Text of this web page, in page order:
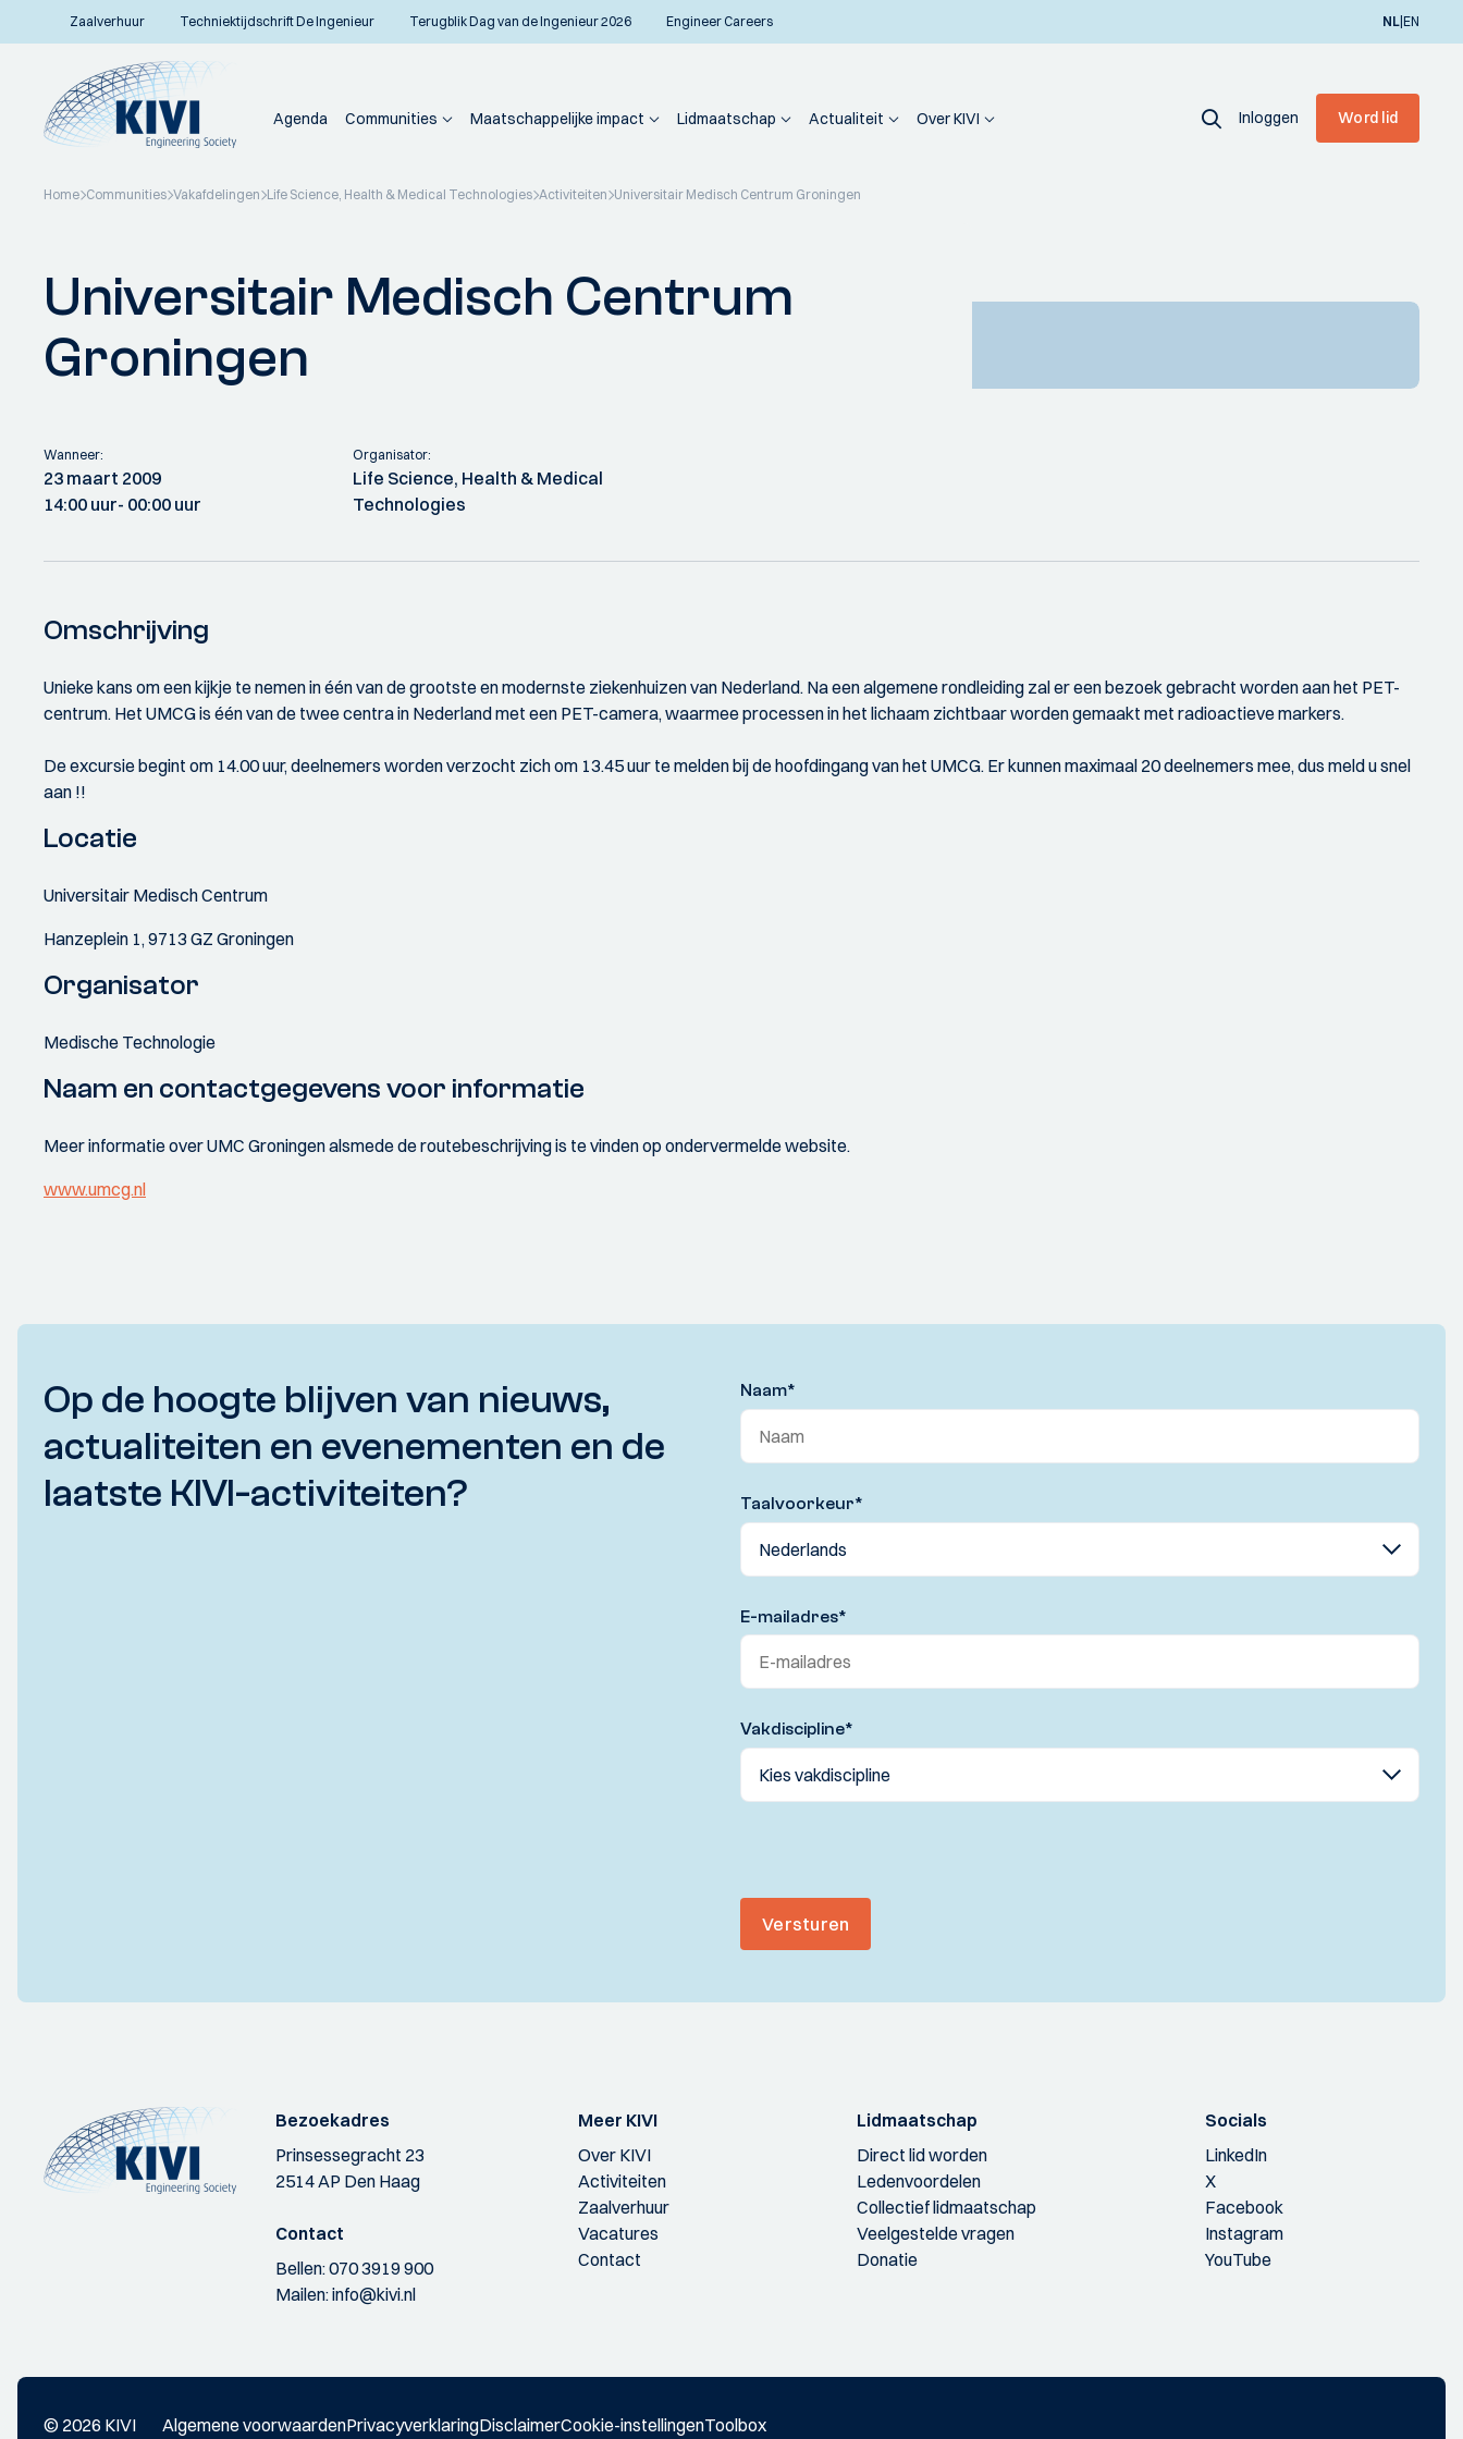
Zaalverhuur Techniektijdschrift De Ingenieur Terugblik Dag van de Ingenieur 2026 Engineer Careers NL|EN
Agenda Communities Maatschappelijke impact Lidmaatschap Actualiteit Over KIVI Inloggen Word lid
Home Communities Vakafdelingen Life Science, Health & Medical Technologies Activiteiten Universitair Medisch Centrum Groningen
Universitair Medisch Centrum
Groningen
Wanneer:
23 maart 2009
14:00 uur- 00:00 uur
Organisator:
Life Science, Health & Medical
Technologies
Omschrijving
Unieke kans om een kijkje te nemen in één van de grootste en modernste ziekenhuizen van Nederland. Na een algemene rondleiding zal er een bezoek gebracht worden aan het PET-
centrum. Het UMCG is één van de twee centra in Nederland met een PET-camera, waarmee processen in het lichaam zichtbaar worden gemaakt met radioactieve markers.
De excursie begint om 14.00 uur, deelnemers worden verzocht zich om 13.45 uur te melden bij de hoofdingang van het UMCG. Er kunnen maximaal 20 deelnemers mee, dus meld u snel
aan !!
Locatie
Universitair Medisch Centrum
Hanzeplein 1, 9713 GZ Groningen
Organisator
Medische Technologie
Naam en contactgegevens voor informatie
Meer informatie over UMC Groningen alsmede de routebeschrijving is te vinden op ondervermelde website.
www.umcg.nl
Op de hoogte blijven van nieuws,
actualiteiten en evenementen en de
laatste KIVI-activiteiten?
Naam*
Taalvoorkeur*
E-mailadres*
Vakdiscipline*
Versturen
Bezoekadres
Prinsessegracht 23
2514 AP Den Haag
Contact
Bellen:070 3919 900
Mailen:info@kivi.nl
Meer KIVI
Over KIVI
Activiteiten
Zaalverhuur
Vacatures
Contact
Lidmaatschap
Direct lid worden
Ledenvoordelen
Collectief lidmaatschap
Veelgestelde vragen
Donatie
Socials
LinkedIn
X
Facebook
Instagram
YouTube
© 2026 KIVI Algemene voorwaardenPrivacyverklaringDisclaimerCookie-instellingenToolbox